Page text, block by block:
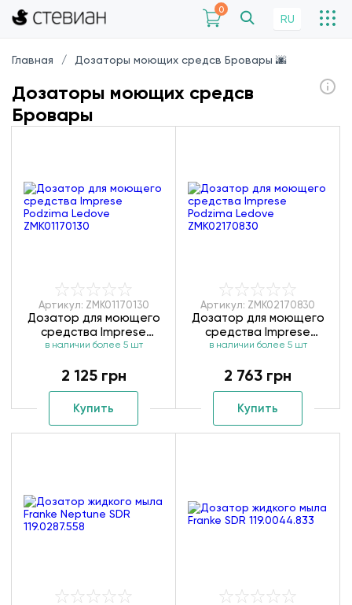
0
RU
Главная Дозаторы моющих средсв Бровары 🌆
Дозаторы моющих средсв
Бровары
Артикул: ZMK01170130
Дозатор для моющего
средства Imprese
Podzima Ledove
в наличии более 5 шт
2 125 грн
Купить
Артикул: ZMK02170830
Дозатор для моющего
средства Imprese
Podzima Ledove
в наличии более 5 шт
2 763 грн
Купить